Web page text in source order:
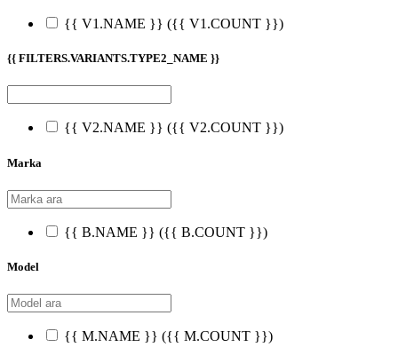
{{ V1.NAME }} ({{ V1.COUNT }})
{{ FILTERS.VARIANTS.TYPE2_NAME }}
{{ V2.NAME }} ({{ V2.COUNT }})
Marka
{{ B.NAME }} ({{ B.COUNT }})
Model
{{ M.NAME }} ({{ M.COUNT }})